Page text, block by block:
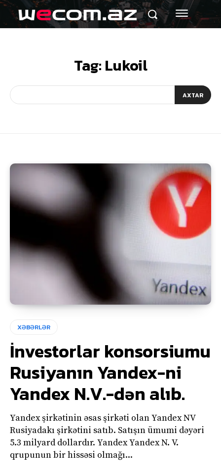
Tag: Lukoil
AXTAR
XƏBƏRLƏR
İnvestorlar konsorsiumu
Rusiyanın Yandex-ni
Yandex N.V.-dən alıb.
Yandex şirkətinin əsas şirkəti olan Yandex NV
Rusiyadakı şirkətini satıb. Satışın ümumi dəyəri
5.3 milyard dollardır. Yandex Yandex N. V.
qrupunun bir hissəsi olmağı...